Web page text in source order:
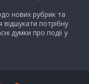
нових рубрик та
потрібну
думки про події у